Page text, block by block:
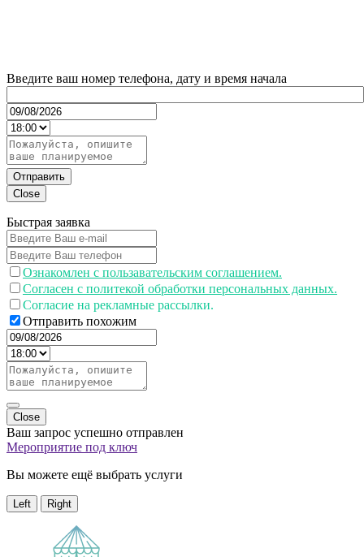
Введите ваш номер телефона, дату и время начала
Отправить
Close
Быстрая заявка
Ознакомлен с пользавательским соглашением.
Согласен с политекой обработки персональных данных.
Согласие на рекламные рассылки.
Отправить похожим
Close
Ваш запрос успешно отправлен
Мероприятие под ключ
Вы можете ещё выбрать услуги
Left Right